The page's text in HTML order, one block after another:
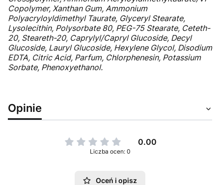
Copolymer, Xanthan Gum, Ammonium
Polyacryloyldimethyl Taurate, Glyceryl Stearate,
Lysolecithin, Polysorbate 80, PEG-75 Stearate, Ceteth-
20, Steareth-20, Caprylyl/Capryl Glucoside, Decyl
Glucoside, Lauryl Glucoside, Hexylene Glycol, Disodium
EDTA, Citric Acid, Parfum, Chlorphenesin, Potassium
Sorbate, Phenoxyethanol.
Opinie
0.00
Liczba ocen: 0
Oceń i opisz